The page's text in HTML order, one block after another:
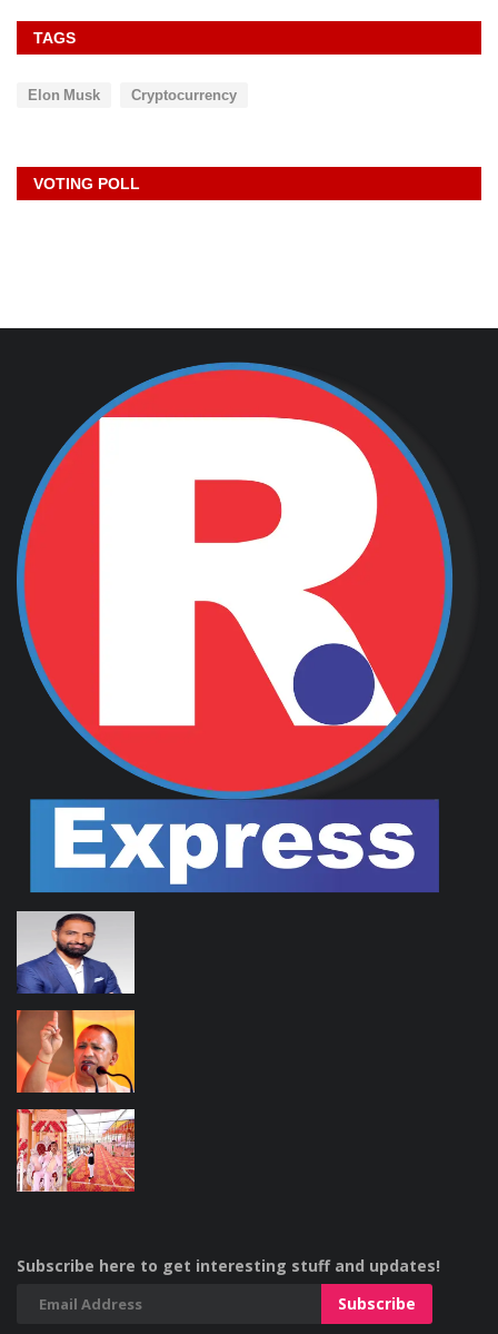
TAGS
Elon Musk Cryptocurrency
VOTING POLL
Subscribe here to get interesting stuff and updates!